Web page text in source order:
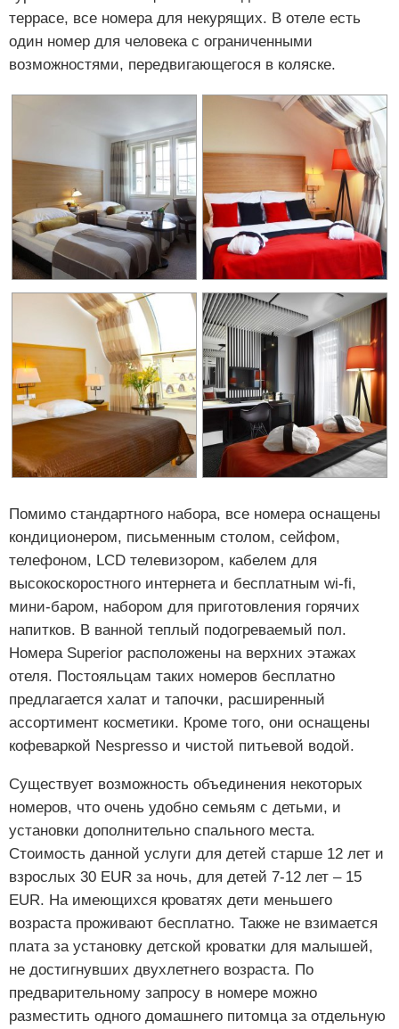
террасе, все номера для некурящих. В отеле есть
один номер для человека с ограниченными
возможностями, передвигающегося в коляске.
Помимо стандартного набора, все номера оснащены
кондиционером, письменным столом, сейфом,
телефоном, LCD телевизором, кабелем для
высокоскоростного интернета и бесплатным wi-fi,
мини-баром, набором для приготовления горячих
напитков. В ванной теплый подогреваемый пол.
Номера Superior расположены на верхних этажах
отеля. Постояльцам таких номеров бесплатно
предлагается халат и тапочки, расширенный
ассортимент косметики. Кроме того, они оснащены
кофеваркой Nespresso и чистой питьевой водой.
Существует возможность объединения некоторых
номеров, что очень удобно семьям с детьми, и
установки дополнительно спального места.
Стоимость данной услуги для детей старше 12 лет и
взрослых 30 EUR за ночь, для детей 7-12 лет – 15
EUR. На имеющихся кроватях дети меньшего
возраста проживают бесплатно. Также не взимается
плата за установку детской кроватки для малышей,
не достигнувших двухлетнего возраста. По
предварительному запросу в номере можно
разместить одного домашнего питомца за отдельную